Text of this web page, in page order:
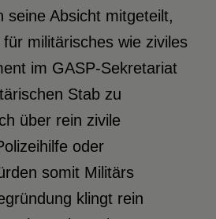
seine Absicht mitgeteilt,
militärisches wie ziviles
im GASP-Sekretariat
Stab zu
über rein zivile
oder
somit Militärs
klingt rein